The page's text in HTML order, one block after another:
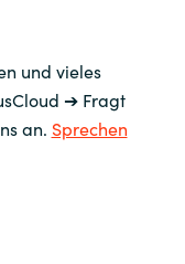
und vieles
d ➔ Fragt
an. Sprechen